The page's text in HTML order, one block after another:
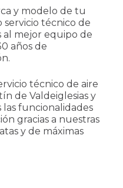
y modelo de tu
técnico de
al mejor equipo de
años de
técnico de aire
de Valdeiglesias y
funcionalidades
gracias a nuestras
y de máximas